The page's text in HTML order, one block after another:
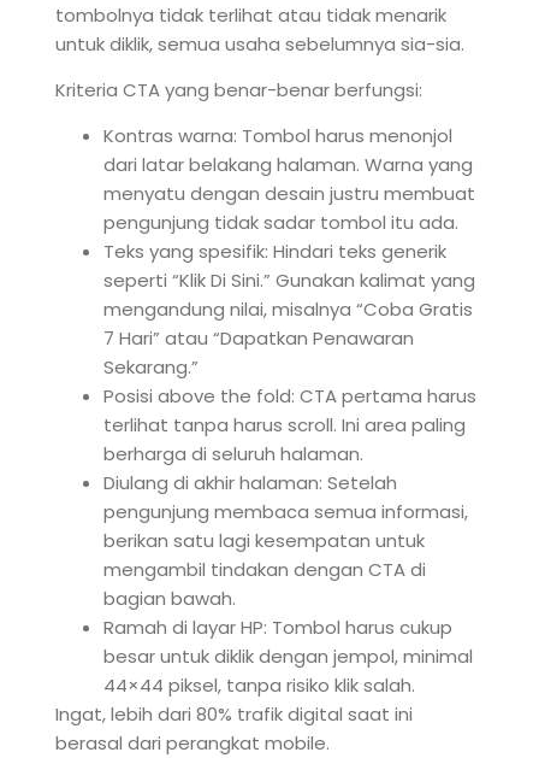
tombolnya tidak terlihat atau tidak menarik
untuk diklik, semua usaha sebelumnya sia-sia.
Kriteria CTA yang benar-benar berfungsi:
Kontras warna: Tombol harus menonjol
dari latar belakang halaman. Warna yang
menyatu dengan desain justru membuat
pengunjung tidak sadar tombol itu ada.
Teks yang spesifik: Hindari teks generik
seperti “Klik Di Sini.” Gunakan kalimat yang
mengandung nilai, misalnya “Coba Gratis
7 Hari” atau “Dapatkan Penawaran
Sekarang.”
Posisi above the fold: CTA pertama harus
terlihat tanpa harus scroll. Ini area paling
berharga di seluruh halaman.
Diulang di akhir halaman: Setelah
pengunjung membaca semua informasi,
berikan satu lagi kesempatan untuk
mengambil tindakan dengan CTA di
bagian bawah.
Ramah di layar HP: Tombol harus cukup
besar untuk diklik dengan jempol, minimal
44×44 piksel, tanpa risiko klik salah.
Ingat, lebih dari 80% trafik digital saat ini
berasal dari perangkat mobile.